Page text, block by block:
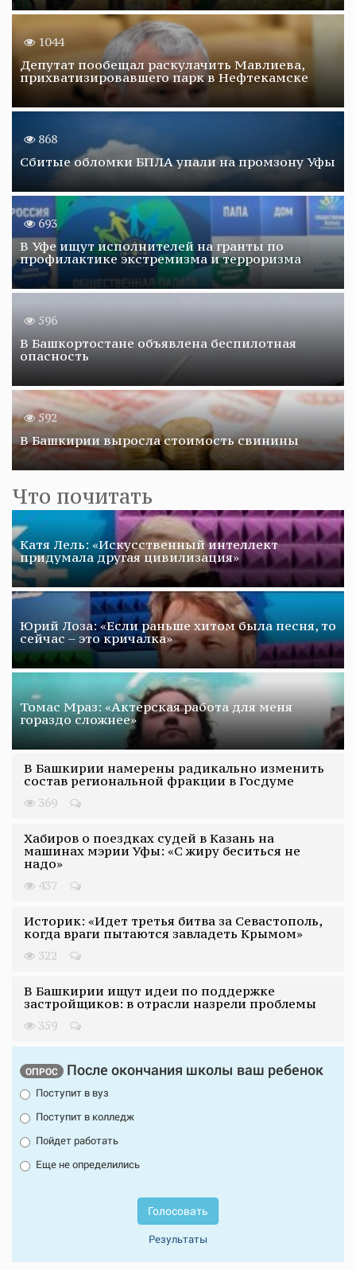
1044
Депутат пообещал раскулачить Мавлиева,
прихватизировавшего парк в Нефтекамске
868
Сбитые обломки БПЛА упали на промзону Уфы
693
В Уфе ищут исполнителей на гранты по
профилактике экстремизма и терроризма
596
В Башкортостане объявлена беспилотная
опасность
592
В Башкирии выросла стоимость свинины
Что почитать
Катя Лель: «Искусственный интеллект
придумала другая цивилизация»
Юрий Лоза: «Если раньше хитом была песня, то
сейчас – это кричалка»
Томас Мраз: «Актерская работа для меня
гораздо сложнее»
В Башкирии намерены радикально изменить
состав региональной фракции в Госдуме
369
Хабиров о поездках судей в Казань на
машинах мэрии Уфы: «С жиру беситься не
надо»
437
Историк: «Идет третья битва за Севастополь,
когда враги пытаются завладеть Крымом»
322
В Башкирии ищут идеи по поддержке
застройщиков: в отрасли назрели проблемы
359
ОПРОС После окончания школы ваш ребенок
Поступит в вуз
Поступит в колледж
Пойдет работать
Еще не определились
Голосовать
Результаты